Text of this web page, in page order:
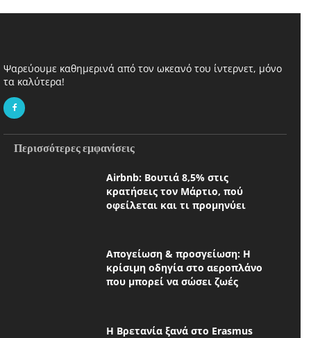
Ψαρεύουμε καθημερινά από τον ωκεανό του ίντερνετ, μόνο
τα καλύτερα!
Περισσότερες εμφανίσεις
Airbnb: Βουτιά 8,5% στις
κρατήσεις τον Μάρτιο, πού
οφείλεται και τι προμηνύει
Απογείωση & προσγείωση: Η
κρίσιμη οδηγία στο αεροπλάνο
που μπορεί να σώσει ζωές
Η Βρετανία ξανά στο Erasmus